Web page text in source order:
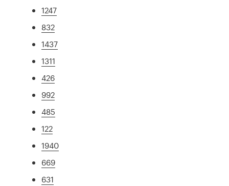
1247
832
1437
1311
426
992
485
122
1940
669
631